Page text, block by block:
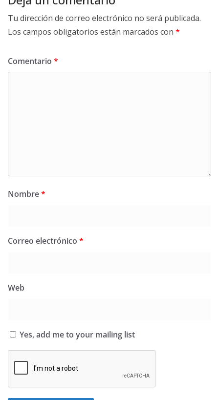
Tu dirección de correo electrónico no será publicada.
Los campos obligatorios están marcados con *
Comentario *
Nombre*
Correo electrónico *
Web
Yes, add me to your mailing list